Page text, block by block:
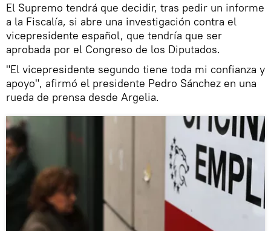
El Supremo tendrá que decidir, tras pedir un informe
a la Fiscalía, si abre una investigación contra el
vicepresidente español, que tendría que ser
aprobada por el Congreso de los Diputados.
"El vicepresidente segundo tiene toda mi confianza y
apoyo", afirmó el presidente Pedro Sánchez en una
rueda de prensa desde Argelia.